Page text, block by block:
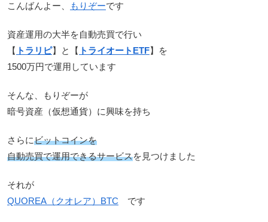
こんばんよー、 もりぞーです
資産運用の大半を自動売買で行い
【 トラリピ】と【 トライオートETF】を
1500万円で運用しています
そんな、もりぞーが
暗号資産（仮想通貨）に興味を持ち
さらにビットコインを
自動売買で運用できるサービスを見つけました
それが
QUOREA（クオレア）BTC です